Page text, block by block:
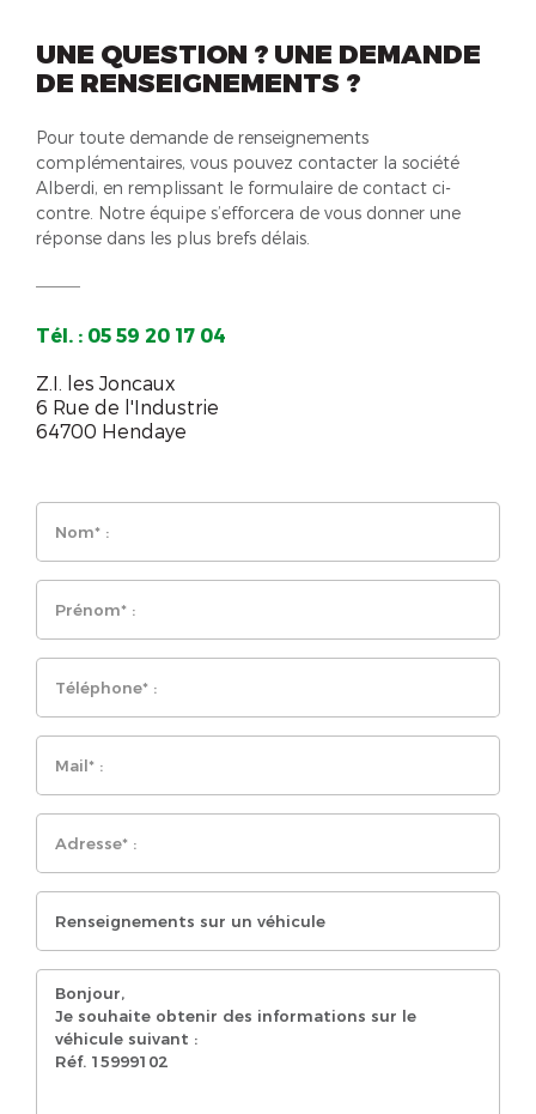
UNE QUESTION ? UNE DEMANDE
DE RENSEIGNEMENTS ?
Pour toute demande de renseignements
complémentaires, vous pouvez contacter la société
Alberdi, en remplissant le formulaire de contact ci-
contre. Notre équipe s’efforcera de vous donner une
réponse dans les plus brefs délais.
Tél. : 05 59 20 17 04
Z.I. les Joncaux
6 Rue de l'Industrie
64700 Hendaye